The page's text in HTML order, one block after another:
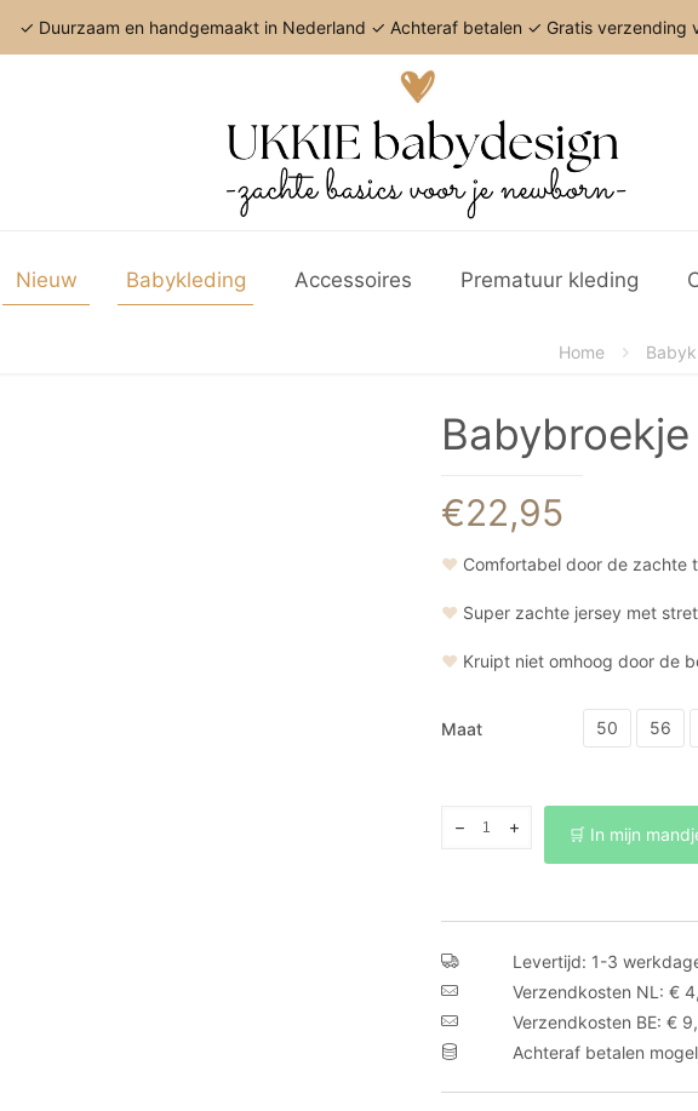
✓ Duurzaam en handgemaakt in Nederland ✓ Achteraf betalen ✓ Gratis verzending
Nieuw Babykleding Accessoires Prematuur kleding
Home
€22,95
❤ Comfortabel door de zachte
❤ Super zachte jersey met
❤ Kruipt niet omhoog door de
Maat 50 56
Babybroekje
🛒 In mijn
Levertijd: 1-3
Verzendkosten NL: €
Verzendkosten BE: €
Achteraf betalen